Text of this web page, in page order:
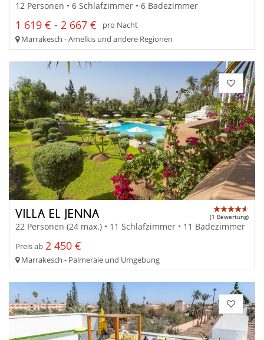
12 Personen • 6 Schlafzimmer • 6 Badezimmer
1 619 € - 2 667 €
pro Nacht
Marrakesch - Amelkis und andere Regionen
VILLA EL JENNA (1 Bewertung)
22 Personen (24 max.) • 11 Schlafzimmer • 11 Badezimmer
Preis ab 2 450 €
Marrakesch - Palmeraie und Umgebung